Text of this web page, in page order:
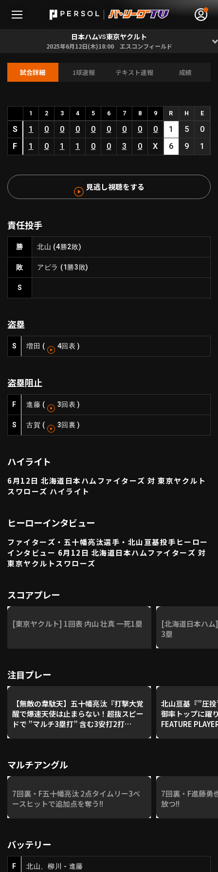
HOME
動画
ファーム東地区
ファーム中地区
ファーム西地区
北海道日本ハムファイターズ
東北楽天ゴールデンイーグルス
埼玉西武ライオンズ
オリックス・バファローズ
ニュース
設定
特定商取引法の表示
日本ハムVS東京ヤクルト
2025年6月12日(木)18:00 エスコンフィールド
試合詳細 1球速報 テキスト速報 成績
1 2 3 4 5 6 7 8 9 R H E
S 1 0 0 0 0 0 0 0 0 1 5
0
F
1 0 1 1 0 0 3 0 X 6 9 1
見逃し視聴をする
責任投手
勝 北山 (4勝2敗)
敗 アビラ (1勝3敗)
S
盗塁
S 増田 ( 4回表 )
盗塁阻止
F 進藤 ( 3回表 )
S 古賀 ( 3回裏 )
ハイライト
6月12日 北海道日本ハムファイターズ 対 東京ヤクルト
スワローズ ハイライト
ヒーローインタビュー
ファイターズ・五十幡亮汰選手・北山亘基投手ヒーロー
インタビュー 6月12日 北海道日本ハムファイターズ 対
東京ヤクルトスワローズ
スコアプレー
[東京ヤクルト] 1回表 内山 壮真 一死1塁
[北海道日本ハム
3塁
注目プレー
【無敵の韋駄天】五十幡亮汰『打撃大覚
醒で爆速天使は止まらない！超抜スピー
ドで ”マルチ3塁打” 含む3安打2打
北山亘基『”圧
御率トップに躍
FEATURE
マルチアングル
7回裏・F五十幡亮汰 2点タイムリー3ベ
ースヒットで追加点を奪う!!
7回裏・F進藤勇
放つ!!
バッテリー
F 北山、柳川 - 進藤